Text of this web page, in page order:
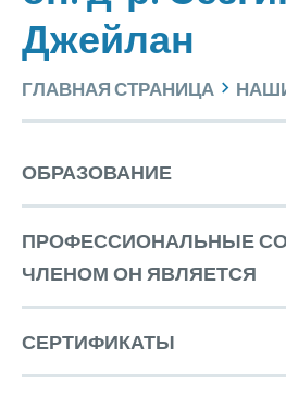
Джейлан
ГЛАВНАЯ СТРАНИЦА
ОБРАЗОВАНИЕ
Образование
ПРОФЕССИОНАЛЬНЫЕ
ЧЛЕНОМ ОН ЯВЛЯЕТСЯ
СЕРТИФИКАТЫ